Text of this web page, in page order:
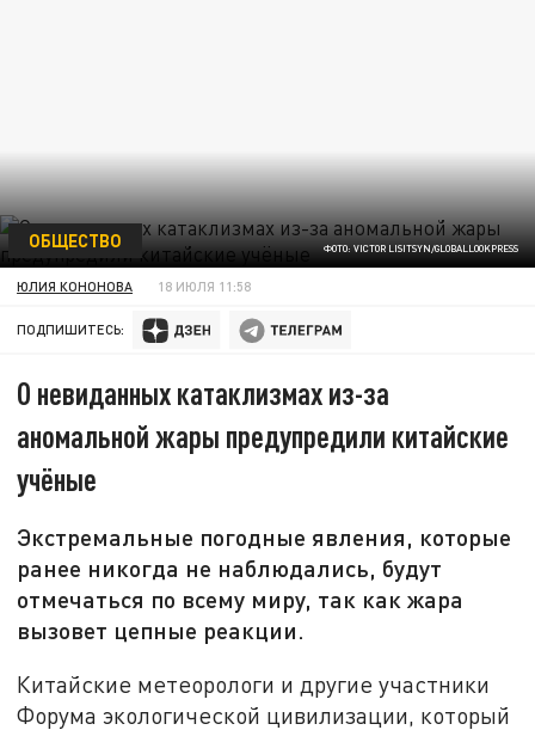
ФОТО: VICTOR LISITSYN/GLOBALLOOKPRESS
ОБЩЕСТВО
ЮЛИЯ КОНОНОВА 18 ИЮЛЯ 11:58
ПОДПИШИТЕСЬ:
О невиданных катаклизмах из-за
аномальной жары предупредили китайские
учёные
Экстремальные погодные явления, которые
ранее никогда не наблюдались, будут
отмечаться по всему миру, так как жара
вызовет цепные реакции.
Китайские метеорологи и другие участники
Форума экологической цивилизации, который